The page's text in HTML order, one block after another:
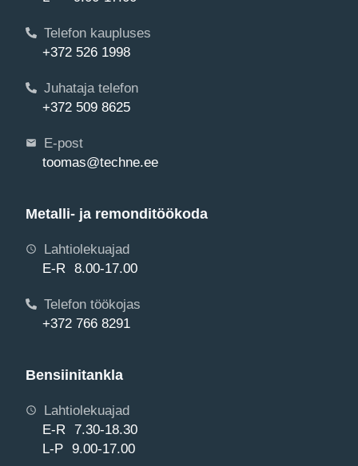
Telefon kaupluses
+372 526 1998
Juhataja telefon
+372 509 8625
E-post
toomas@techne.ee
Metalli- ja remonditöökoda
Lahtiolekuajad
E-R 8.00-17.00
Telefon töökojas
+372 766 8291
Bensiinitankla
Lahtiolekuajad
E-R 7.30-18.30
L-P 9.00-17.00